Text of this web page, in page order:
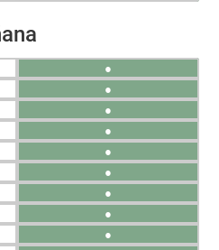
●
●
●
●
●
●
●
●
●